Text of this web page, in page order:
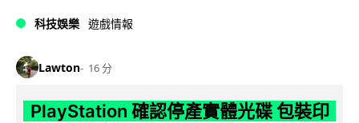
科技娛樂 遊戲情報
Lawton 16 分
PlayStation 確認停產實體光碟 包裝印